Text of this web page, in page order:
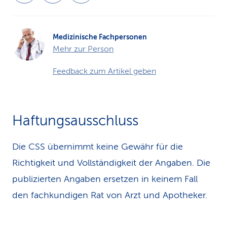
Medizinische Fachpersonen
Mehr zur Person
Feedback zum Artikel geben
Haftungsausschluss
Die CSS übernimmt keine Gewähr für die
Richtigkeit und Vollständigkeit der Angaben. Die
publizierten Angaben ersetzen in keinem Fall
den fachkundigen Rat von Arzt und Apotheker.